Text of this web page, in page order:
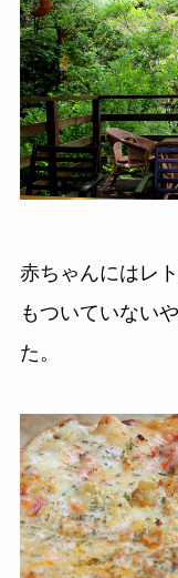
赤ちゃんにはレ
もついていない
た。